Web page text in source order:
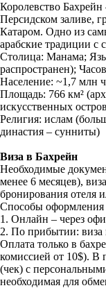
Королевство Бахрейн
Персидском заливе,
Катаром. Одно из
арабские традиции с
Столица: Манама;
распространен);
Население: ~1,7 млн
Площадь: 766 км²
искусственных
Религия: ислам
династия – сунниты)
Виза в Бахрейн
Необходимые
менее 6 месяцев),
бронирования отеля
Способы оформления
1. Онлайн – через
2. По прибытии: виза
Оплата только в
комиссией от 10$). В
(чек) с
необходимая для